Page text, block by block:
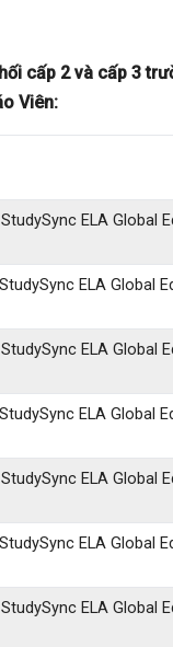
cấp 2 và cấp 3
Viên:
ELA Global
ELA Global
ELA Global
ELA Global
ELA Global
ELA Global
ELA Global